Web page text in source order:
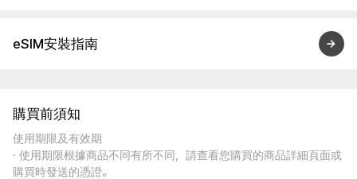
eSIM安裝指南
購買前須知
使用期限及有效期
· 使用期限根據商品不同有所不同，請查看您購買的商品詳細頁面或
購買時發送的憑證。